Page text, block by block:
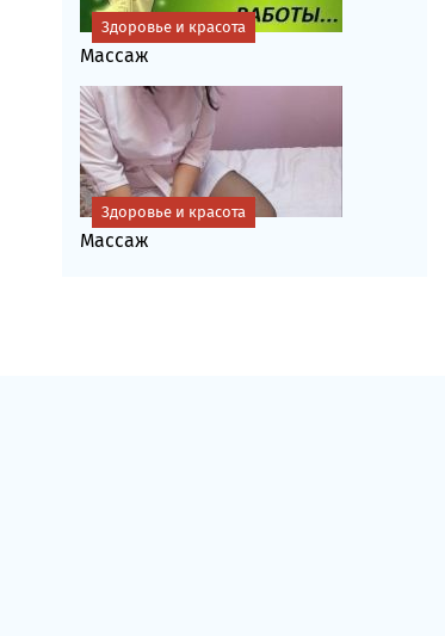
Массаж
Здоровье и красота
Массаж
Здоровье и красота